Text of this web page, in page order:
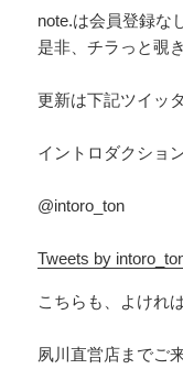
note.は会員登録な
是非、チラっと覗
更新は下記ツイッ
イントロダクショ
@intoro_ton
Tweets by
こちらも、よけれ
夙川直営店までご